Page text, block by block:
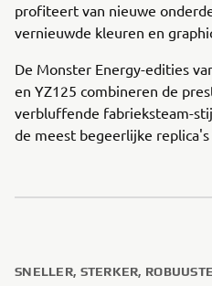
profiteert van nieuwe
vernieuwde kleuren en
De Monster Energy-edities
en YZ125 combineren de
verbluffende fabrieksteam-
de meest begeerlijke
SNELLER, STERKER,